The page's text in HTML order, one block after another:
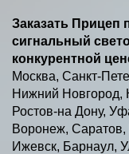
Заказать Прицеп
сигнальный
конкурентной
Москва, Санкт-
Нижний Новгород,
Ростов-на Дону,
Воронеж, Саратов,
Ижевск, Барнаул,